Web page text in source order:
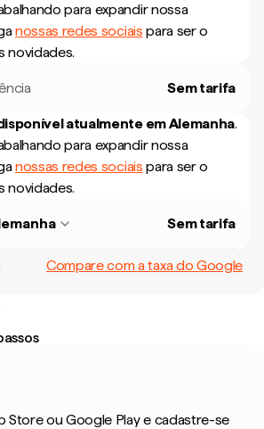
para expandir nossa
nossas redes sociais para ser o
novidades.
Sem tarifa
atualmente emAlemanha.
para expandir nossa
nossas redes sociais para ser o
novidades.
Sem tarifa
Compare com a taxa do Google
Store ou Google Play e cadastre-se